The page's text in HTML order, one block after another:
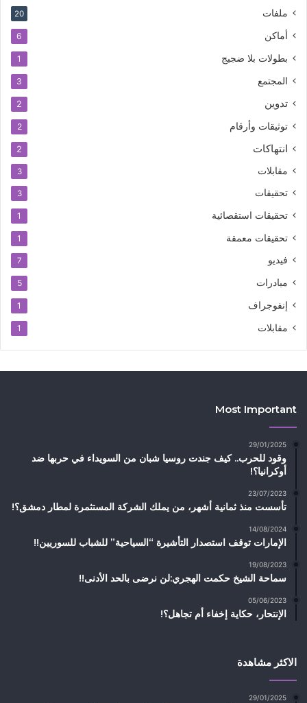
ملفات 20
أماكن 6
بطولات بلا ضجيج 1
المجتمع 3
تدوين 2
توثيقات وأرقام 2
انتهاكات 2
مقابلات 3
تحقيقات 3
تحقيقات استقصائية 1
تحقيقات معمقة 1
فيديو 7
مبادرات 5
إنفوجراف 1
مقابلات 1
Most Important
29/01/2025
وقود للحرب.. كيف جندت روسيا شبان من السويداء في حربها ضد
أوكرانيا؟!
23/07/2023
تأسست منذ ثمانية أشهر، من يملك الشركة المستثمرة لمطار دمشق؟!
14/08/2024
الإمارات توقف استصدار التأشيرة “السياحية” للشباب للسوريين!!
19/08/2023
سماحة الشيخ حكمت الهجري:لن نرضى بالحد الأدنى!!
05/06/2023
الإنتحار، حكاية إخفاء أم تجاهل؟!
الاكثر مشاهدة
29/01/2025